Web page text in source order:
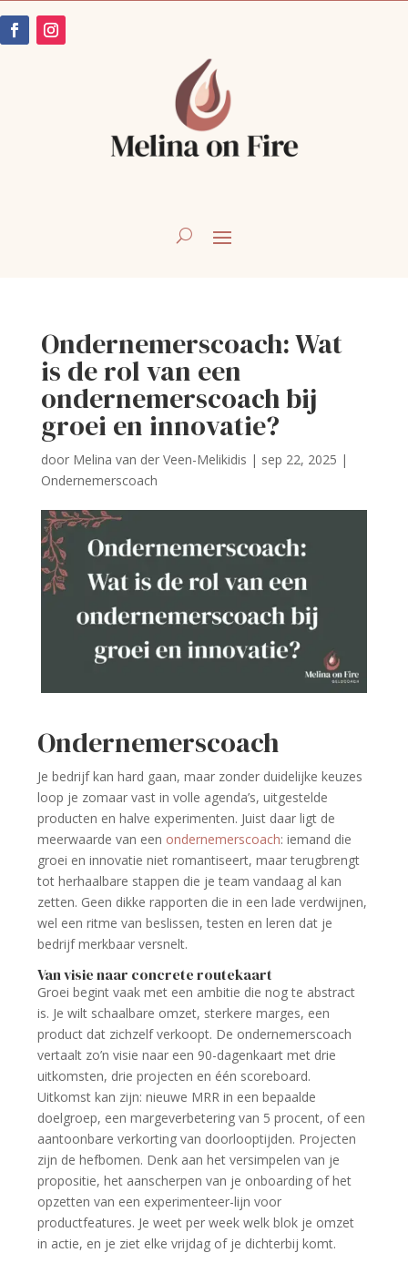
Ondernemerscoach: Wat
is de rol van een
ondernemerscoach bij
groei en innovatie?
door Melina van der Veen-Melikidis | sep 22, 2025 |
Ondernemerscoach
Ondernemerscoach
Je bedrijf kan hard gaan, maar zonder duidelijke keuzes
loop je zomaar vast in volle agenda’s, uitgestelde
producten en halve experimenten. Juist daar ligt de
meerwaarde van een ondernemerscoach: iemand die
groei en innovatie niet romantiseert, maar terugbrengt
tot herhaalbare stappen die je team vandaag al kan
zetten. Geen dikke rapporten die in een lade verdwijnen,
wel een ritme van beslissen, testen en leren dat je
bedrijf merkbaar versnelt.
Van visie naar concrete routekaart
Groei begint vaak met een ambitie die nog te abstract
is. Je wilt schaalbare omzet, sterkere marges, een
product dat zichzelf verkoopt. De ondernemerscoach
vertaalt zo’n visie naar een 90-dagenkaart met drie
uitkomsten, drie projecten en één scoreboard.
Uitkomst kan zijn: nieuwe MRR in een bepaalde
doelgroep, een margeverbetering van 5 procent, of een
aantoonbare verkorting van doorlooptijden. Projecten
zijn de hefbomen. Denk aan het versimpelen van je
propositie, het aanscherpen van je onboarding of het
opzetten van een experimenteer-lijn voor
productfeatures. Je weet per week welk blok je omzet
in actie, en je ziet elke vrijdag of je dichterbij komt.